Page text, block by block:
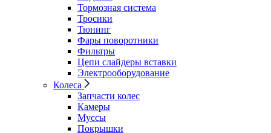
Тормозная система
Тросики
Тюнинг
Фары поворотники
Фильтры
Цепи слайдеры вставки
Электрооборудование
Колеса
Запчасти колес
Камеры
Муссы
Покрышки